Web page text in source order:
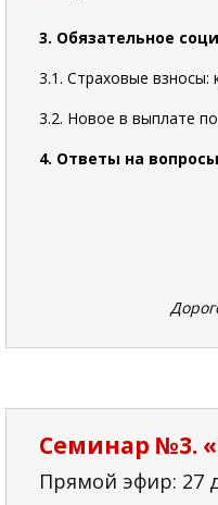
3. Обязательное
3.1. Страховые взносы:
3.2. Новое в выплате
4. Ответы на вопросы
Семинар №3.
Прямой эфир: 27